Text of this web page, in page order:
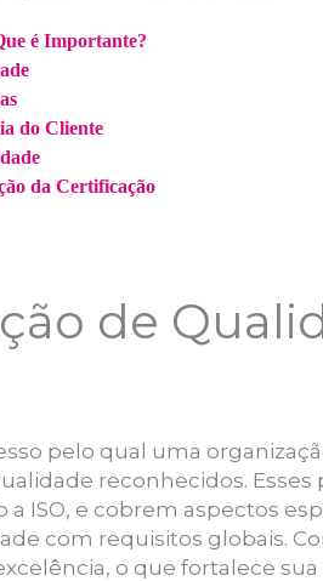
é Importante?
do Cliente
da Certificação
de
pelo qual uma
reconhecidos.
ISO, e cobrem aspectos
com requisitos globais.
o que fortalece